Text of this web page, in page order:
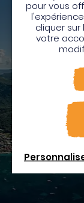
Pour
activités en
pour vous
cliquer
votre